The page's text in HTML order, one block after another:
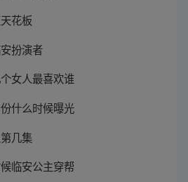
花板
扮演者
女人最喜欢谁
什么时候曝光
几集
临安公主穿帮